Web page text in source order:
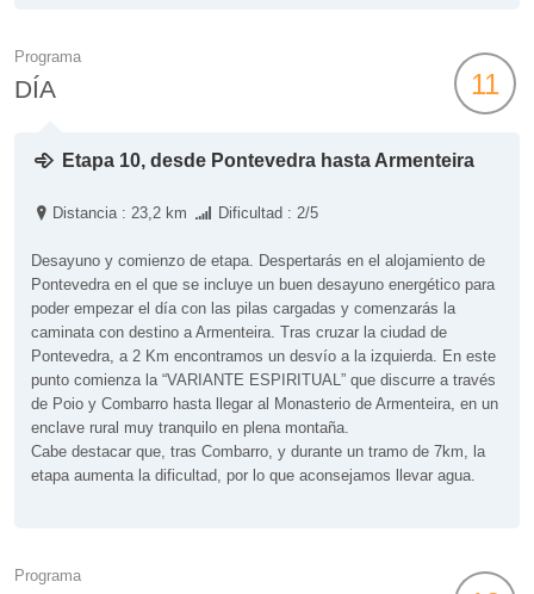
Programa
DÍA 11
Etapa 10, desde Pontevedra hasta Armenteira
Distancia : 23,2 km Dificultad : 2/5
Desayuno y comienzo de etapa. Despertarás en el alojamiento de
Pontevedra en el que se incluye un buen desayuno energético para
poder empezar el día con las pilas cargadas y comenzarás la
caminata con destino a Armenteira. Tras cruzar la ciudad de
Pontevedra, a 2 Km encontramos un desvío a la izquierda. En este
punto comienza la “VARIANTE ESPIRITUAL” que discurre a través
de Poio y Combarro hasta llegar al Monasterio de Armenteira, en un
enclave rural muy tranquilo en plena montaña.
Cabe destacar que, tras Combarro, y durante un tramo de 7km, la
etapa aumenta la dificultad, por lo que aconsejamos llevar agua.
Programa